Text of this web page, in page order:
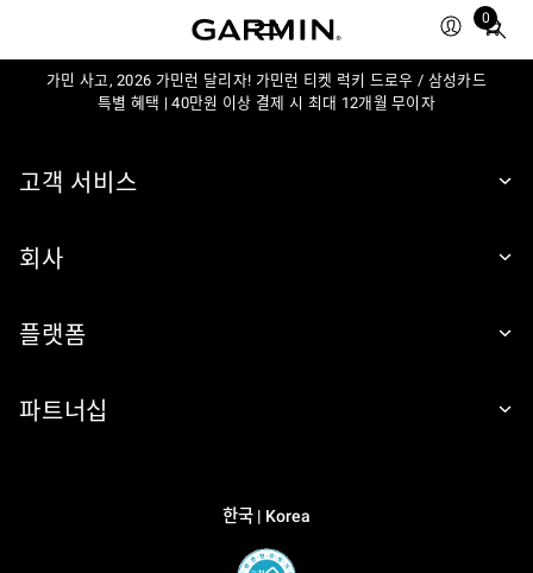
0
Total
in
가민 사고, 2026 가민런 달리자! 가민런 티켓 럭키 드로우 / 삼성카드
특별 혜택 | 40만원 이상 결제 시 최대 12개월 무이자
고객 서비스
회사
플랫폼
파트너십
한국 | Korea